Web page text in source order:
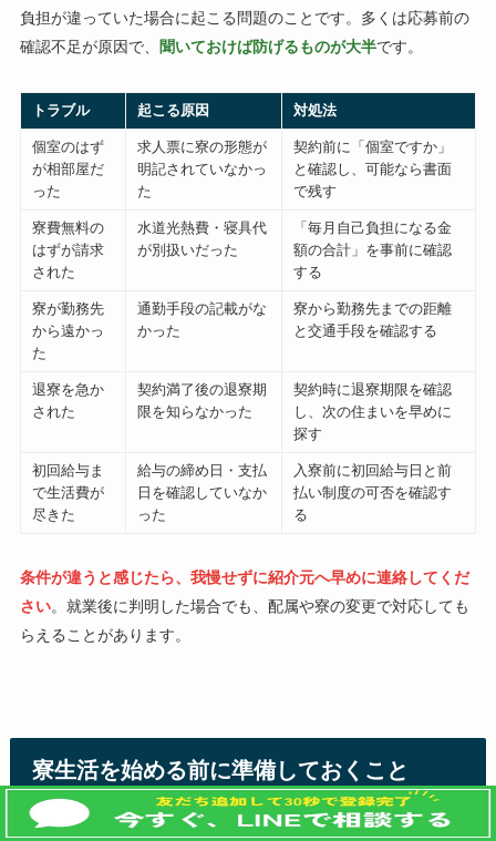
負担が違っていた場合に起こる問題のことです。多くは応募前の
確認不足が原因で、
聞いておけば防げるものが大半です。
トラブル 起こる原因 対処法
個室のはず
が相部屋だ
った
求人票に寮の形態が
明記されていなかっ
た
契約前に「個室ですか」
と確認し、可能なら書面
で残す
寮費無料の
はずが請求
された
水道光熱費・寝具代
が別扱いだった
「毎月自己負担になる金
額の合計」を事前に確認
する
寮が勤務先
から遠かっ
た
通勤手段の記載がな
かった
寮から勤務先までの距離
と交通手段を確認する
退寮を急か
された
契約満了後の退寮期
限を知らなかった
契約時に退寮期限を確認
し、次の住まいを早めに
探す
初回給与ま
で生活費が
尽きた
給与の締め日・支払
日を確認していなか
った
入寮前に初回給与日と前
払い制度の可否を確認す
る
条件が違うと感じたら、我慢せずに紹介元へ早めに連絡してくだ
さい。就業後に判明した場合でも、配属や寮の変更で対応しても
らえることがあります。
寮生活を始める前に準備しておくこと